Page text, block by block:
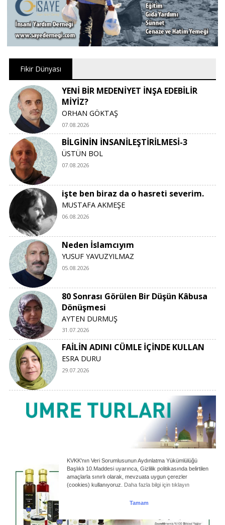
KVKK'nın Veri Sorumlusunun Aydınlatma Yükümlülüğü
Başlıklı 10.Maddesi uyarınca, Gizlilik politikasında belirtilen
amaçlarla sınırlı olarak, mevzuata uygun çerezler
(cookies) kullanıyoruz. Daha fazla bilgi için tıklayın
Tamam
Fikir Dünyası
YENİ BİR MEDENİYET İNŞA EDEBİLİR
MİYİZ?
ORHAN GÖKTAŞ
07.08.2026
BİLGİNİN İNSANİLEŞTİRİLMESİ-3
ÜSTÜN BOL
07.08.2026
işte ben biraz da o hasreti severim.
MUSTAFA AKMEŞE
06.08.2026
Neden İslamcıyım
YUSUF YAVUZYILMAZ
05.08.2026
80 Sonrası Görülen Bir Düşün Kâbusa
Dönüşmesi
AYTEN DURMUŞ
31.07.2026
FAİLİN ADINI CÜMLE İÇİNDE KULLAN
ESRA DURU
29.07.2026